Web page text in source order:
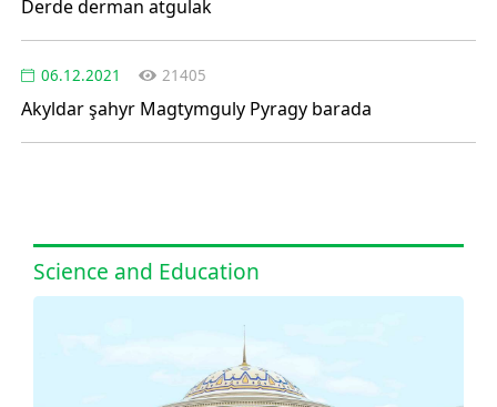
Derde derman atgulak
06.12.2021 21405
Akyldar şahyr Magtymguly Pyragy barada
Science and Education